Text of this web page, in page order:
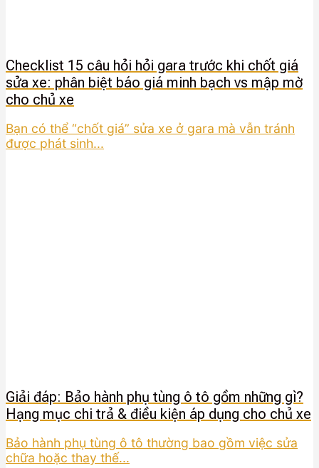
Checklist 15 câu hỏi hỏi gara trước khi chốt giá
sửa xe: phân biệt báo giá minh bạch vs mập mờ
cho chủ xe
Bạn có thể “chốt giá” sửa xe ở gara mà vẫn tránh
được phát sinh...
Giải đáp: Bảo hành phụ tùng ô tô gồm những gì?
Hạng mục chi trả & điều kiện áp dụng cho chủ xe
Bảo hành phụ tùng ô tô thường bao gồm việc sửa
chữa hoặc thay thế...